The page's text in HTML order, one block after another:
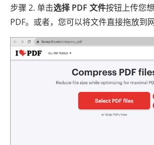
步骤 2. 单击选择 PDF 文件按钮上传您
PDF。或者，您可以将文件直接拖放到网